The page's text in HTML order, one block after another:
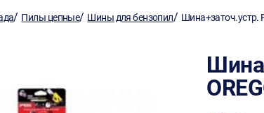
/ Пилы цепные/ Шины для бензопил/ Шина+заточ.устр.